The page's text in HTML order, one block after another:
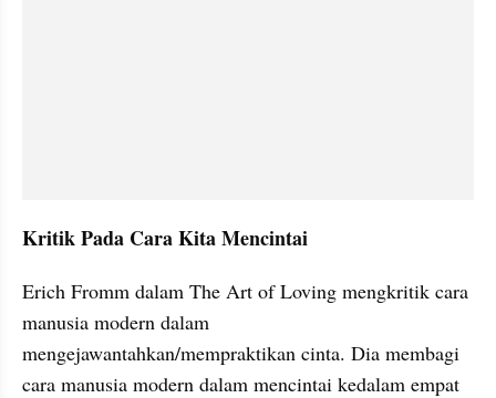
Kritik Pada Cara Kita Mencintai
Erich Fromm dalam The Art of Loving mengkritik cara
manusia modern dalam
mengejawantahkan/mempraktikan cinta. Dia membagi
cara manusia modern dalam mencintai kedalam empat